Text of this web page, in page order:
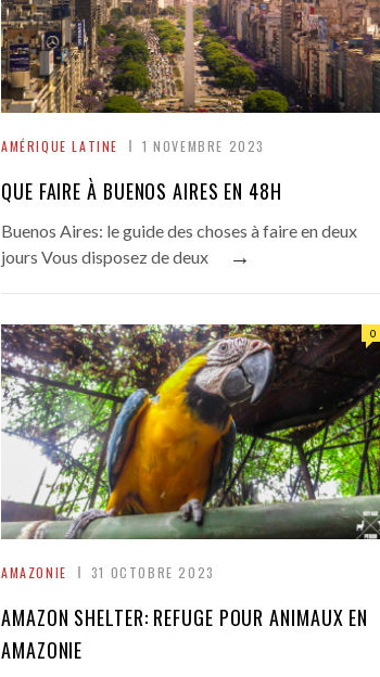
AMÉRIQUE LATINE 1 NOVEMBRE 2023
QUE FAIRE À BUENOS AIRES EN 48H
Buenos Aires: le guide des choses à faire en deux
jours Vous disposez de deux
→
AMAZONIE 31 OCTOBRE 2023
0
AMAZON SHELTER: REFUGE POUR ANIMAUX EN
AMAZONIE